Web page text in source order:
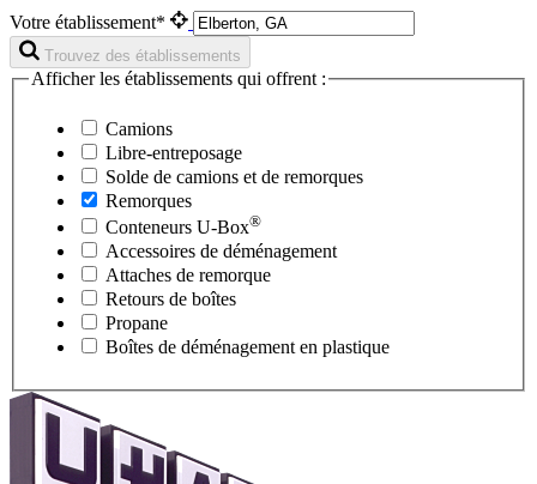
Votre établissement*
Trouvez des établissements
Afficher les établissements qui offrent :
Camions
Libre-entreposage
Solde de camions et de remorques
Remorques
Conteneurs U-Box®
Accessoires de déménagement
Attaches de remorque
Retours de boîtes
Propane
Boîtes de déménagement en plastique